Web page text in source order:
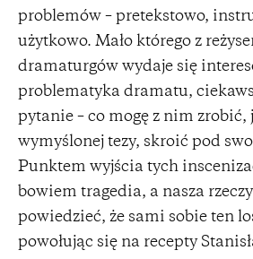
problemów – pretekstowo,
użytkowo. Mało którego z
dramaturgów wydaje się
problematyka dramatu,
pytanie – co mogę z nim zrobić,
wymyślonej tezy, skroić pod
Punktem wyjścia tych
bowiem tragedia, a nasza
powiedzieć, że sami sobie ten
powołując się na recepty